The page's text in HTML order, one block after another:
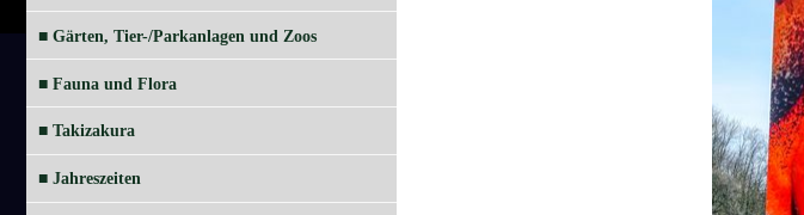
■ Gärten, Tier-/Parkanlagen und Zoos
■ Fauna und Flora
■ Takizakura
■ Jahreszeiten